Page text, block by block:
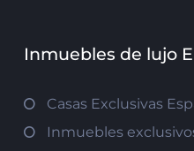
Inmuebles de lujo
Casas Exclusivas
Inmuebles